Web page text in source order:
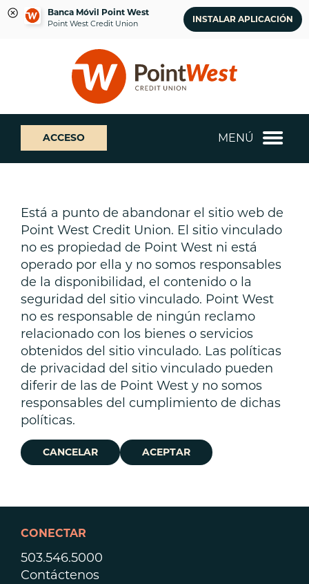
Banca Móvil Point West
Point West Credit Union INSTALAR APLICACIÓN
sesión
banca
web
¿Qué
podemos
ayudarte
a
ACCESO MENÚ
Está a punto de abandonar el sitio web de
Point West Credit Union. El sitio vinculado
no es propiedad de Point West ni está
operado por ella y no somos responsables
de la disponibilidad, el contenido o la
seguridad del sitio vinculado. Point West
no es responsable de ningún reclamo
relacionado con los bienes o servicios
obtenidos del sitio vinculado. Las políticas
de privacidad del sitio vinculado pueden
diferir de las de Point West y no somos
responsables del cumplimiento de dichas
políticas.
CANCELAR ACEPTAR
CONECTAR
503.546.5000
Contáctenos